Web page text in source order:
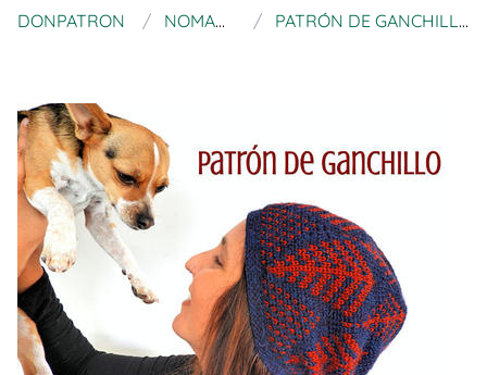
DONPATRON NOMAD STITCHES PATRÓN DE GANCHILLO GORRO HELECHOS